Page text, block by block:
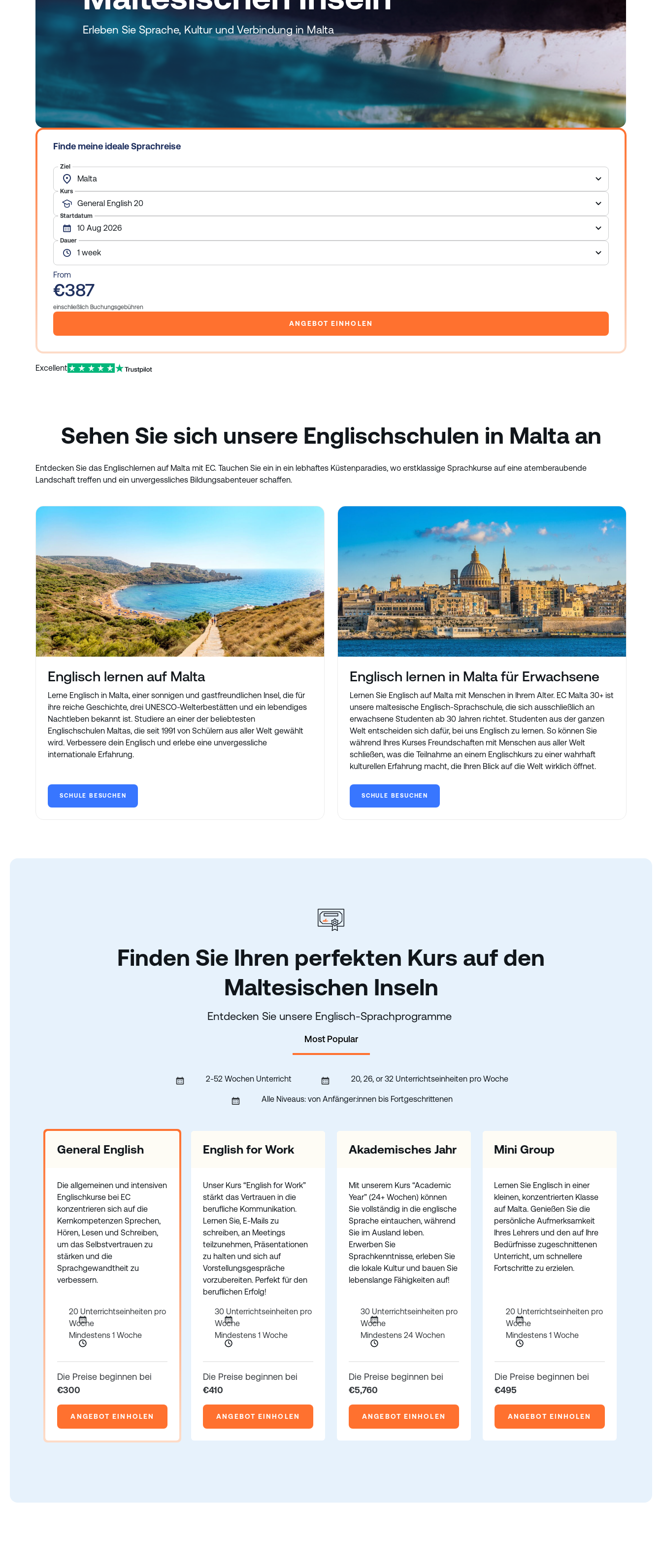
Erleben Sie Sprache, Kultur und Verbindung in Malta
Finde meine ideale Sprachreise
Ziel
Malta
Kurs
General English 20
Startdatum
10 Aug 2026
Dauer
1 week
From
€387
einschließlich Buchungsgebühren
ANGEBOT EINHOLEN
Excellent
Sehen Sie sich unsere Englischschulen in Malta an
Entdecken Sie das Englischlernen auf Malta mit EC. Tauchen Sie ein in ein lebhaftes Küstenparadies, wo erstklassige Sprachkurse auf eine atemberaubende
Landschaft treffen und ein unvergessliches Bildungsabenteuer schaffen.
Englisch lernen auf Malta
Lerne Englisch in Malta, einer sonnigen und gastfreundlichen Insel, die für
ihre reiche Geschichte, drei UNESCO-Welterbestätten und ein lebendiges
Nachtleben bekannt ist. Studiere an einer der beliebtesten
Englischschulen Maltas, die seit 1991 von Schülern aus aller Welt gewählt
wird. Verbessere dein Englisch und erlebe eine unvergessliche
internationale Erfahrung.
SCHULE BESUCHEN
Englisch lernen in Malta für Erwachsene
Lernen Sie Englisch auf Malta mit Menschen in Ihrem Alter. EC Malta 30+ ist
unsere maltesische Englisch-Sprachschule, die sich ausschließlich an
erwachsene Studenten ab 30 Jahren richtet. Studenten aus der ganzen
Welt entscheiden sich dafür, bei uns Englisch zu lernen. So können Sie
während Ihres Kurses Freundschaften mit Menschen aus aller Welt
schließen, was die Teilnahme an einem Englischkurs zu einer wahrhaft
kulturellen Erfahrung macht, die Ihren Blick auf die Welt wirklich öffnet.
SCHULE BESUCHEN
Finden Sie Ihren perfekten Kurs auf den
Maltesischen Inseln
Entdecken Sie unsere Englisch-Sprachprogramme
Most Popular
2-52 Wochen Unterricht 20, 26, or 32 Unterrichtseinheiten pro Woche
Alle Niveaus: von Anfänger:innen bis Fortgeschrittenen
General English
Die allgemeinen und intensiven
Englischkurse bei EC
konzentrieren sich auf die
Kernkompetenzen Sprechen,
Hören, Lesen und Schreiben,
um das Selbstvertrauen zu
stärken und die
Sprachgewandtheit zu
verbessern.
20 Unterrichtseinheiten pro
Woche
Mindestens 1 Woche
Die Preise beginnen bei
€300
ANGEBOT EINHOLEN
English for Work
Unser Kurs “English for Work”
stärkt das Vertrauen in die
berufliche Kommunikation.
Lernen Sie, E-Mails zu
schreiben, an Meetings
teilzunehmen, Präsentationen
zu halten und sich auf
Vorstellungsgespräche
vorzubereiten. Perfekt für den
beruflichen Erfolg!
30 Unterrichtseinheiten pro
Woche
Mindestens 1 Woche
Die Preise beginnen bei
€410
ANGEBOT EINHOLEN
Akademisches Jahr
Mit unserem Kurs “Academic
Year” (24+ Wochen) können
Sie vollständig in die englische
Sprache eintauchen, während
Sie im Ausland leben.
Erwerben Sie
Sprachkenntnisse, erleben Sie
die lokale Kultur und bauen Sie
lebenslange Fähigkeiten auf!
30 Unterrichtseinheiten pro
Woche
Mindestens 24 Wochen
Die Preise beginnen bei
€5,760
ANGEBOT EINHOLEN
Mini Group
Lernen Sie Englisch in einer
kleinen, konzentrierten Klasse
auf Malta. Genießen Sie die
persönliche Aufmerksamkeit
Ihres Lehrers und den auf Ihre
Bedürfnisse zugeschnittenen
Unterricht, um schnellere
Fortschritte zu erzielen.
20 Unterrichtseinheiten pro
Woche
Mindestens 1 Woche
Die Preise beginnen bei
€495
ANGEBOT EINHOLEN